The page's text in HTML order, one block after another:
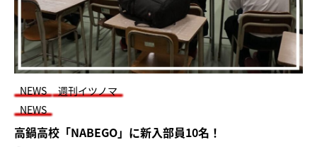
NEWS
週刊イツノマ
NEWS
高鍋高校「NABEGO」に新入部員10名！